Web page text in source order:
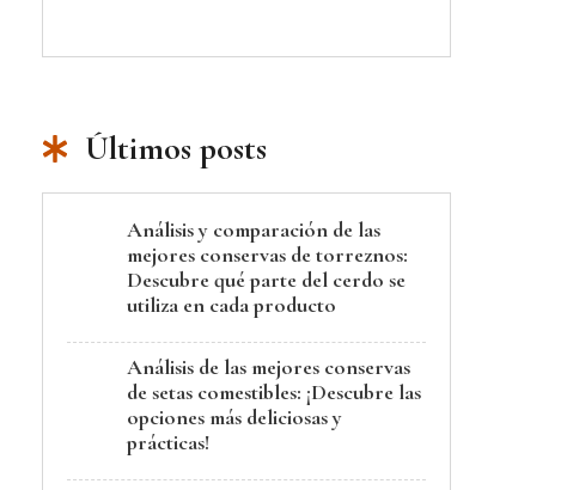
Últimos posts
Análisis y comparación de las
mejores conservas de torreznos:
Descubre qué parte del cerdo se
utiliza en cada producto
Análisis de las mejores conservas
de setas comestibles: ¡Descubre las
opciones más deliciosas y
prácticas!